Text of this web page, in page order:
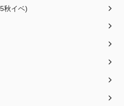
秋イベ)